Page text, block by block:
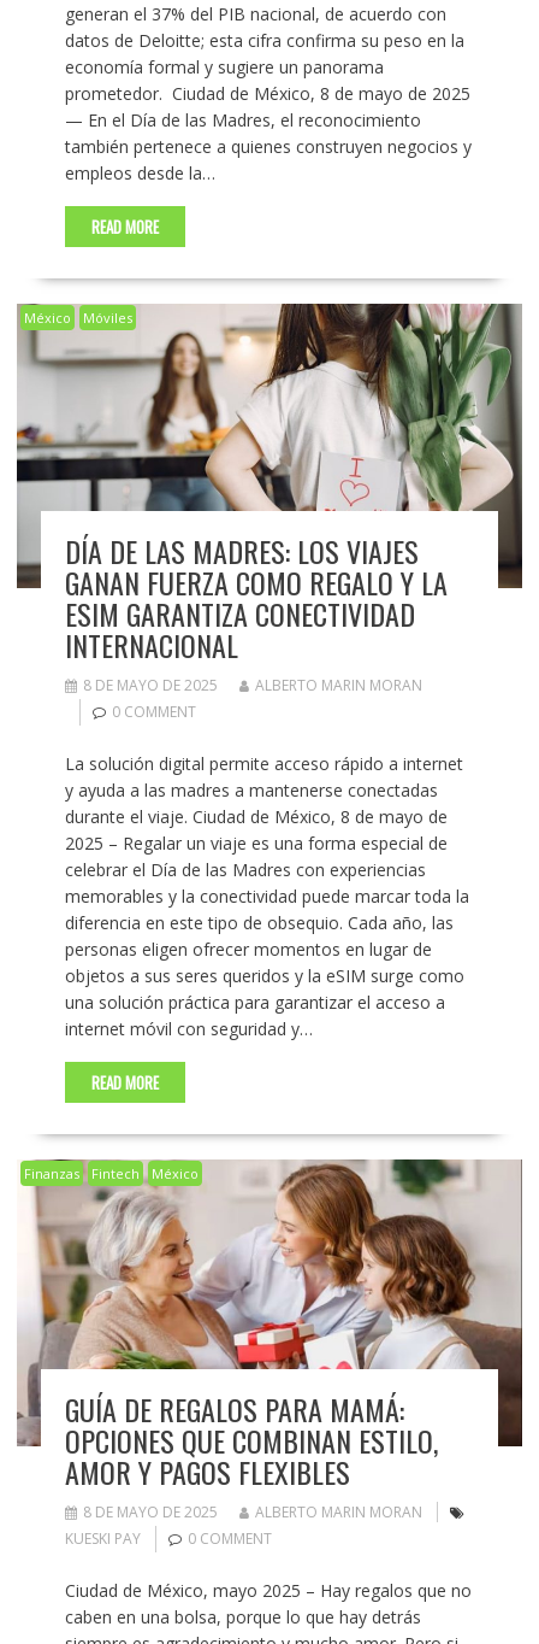
generan el 37% del PIB nacional, de acuerdo con
datos de Deloitte; esta cifra confirma su peso en la
economía formal y sugiere un panorama
prometedor. Ciudad de México, 8 de mayo de 2025
— En el Día de las Madres, el reconocimiento
también pertenece a quienes construyen negocios y
empleos desde la…
READ MORE
México Móviles
DÍA DE LAS MADRES: LOS VIAJES
GANAN FUERZA COMO REGALO Y LA
ESIM GARANTIZA CONECTIVIDAD
INTERNACIONAL
8 DE MAYO DE 2025
ALBERTO MARIN MORAN
0 COMMENT
La solución digital permite acceso rápido a internet
y ayuda a las madres a mantenerse conectadas
durante el viaje. Ciudad de México, 8 de mayo de
2025 – Regalar un viaje es una forma especial de
celebrar el Día de las Madres con experiencias
memorables y la conectividad puede marcar toda la
diferencia en este tipo de obsequio. Cada año, las
personas eligen ofrecer momentos en lugar de
objetos a sus seres queridos y la eSIM surge como
una solución práctica para garantizar el acceso a
internet móvil con seguridad y…
READ MORE
Finanzas Fintech México
GUÍA DE REGALOS PARA MAMÁ:
OPCIONES QUE COMBINAN ESTILO,
AMOR Y PAGOS FLEXIBLES
8 DE MAYO DE 2025
ALBERTO MARIN MORAN
KUESKI PAY
0 COMMENT
Ciudad de México, mayo 2025 – Hay regalos que no
caben en una bolsa, porque lo que hay detrás